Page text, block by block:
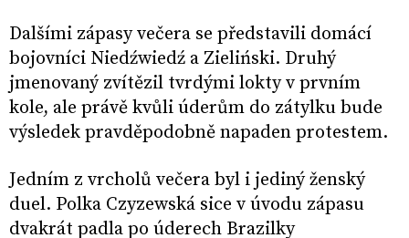
Dalšími zápasy večera se představili domácí
bojovníci Niedźwiedź a Zieliński. Druhý
jmenovaný zvítězil tvrdými lokty v prvním
kole, ale právě kvůli úderům do zátylku bude
výsledek pravděpodobně napaden protestem.
Jedním z vrcholů večera byl i jediný ženský
duel. Polka Czyzewská sice v úvodu zápasu
dvakrát padla po úderech Brazilky